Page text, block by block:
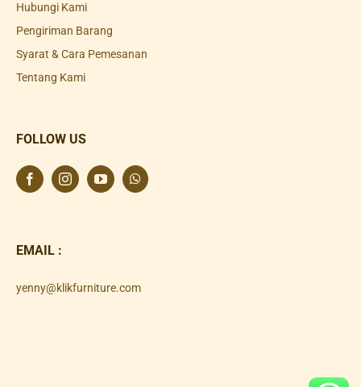
Hubungi Kami
Pengiriman Barang
Syarat & Cara Pemesanan
Tentang Kami
FOLLOW US
EMAIL :
yenny@klikfurniture.com